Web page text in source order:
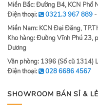
Miền Bắc: Đường B4, KCN Phố
Điện thoại:
0321.3 967 889 -
Miền Nam: KCN Đại Đăng,
Kho hàng: Đường Vĩnh Phú 23,
Dương
Văn phòng: 1396 (Số cũ 1314)
Điện thoại:
028 6686 4567
SHOWROOM BÁN SỈ & LẺ